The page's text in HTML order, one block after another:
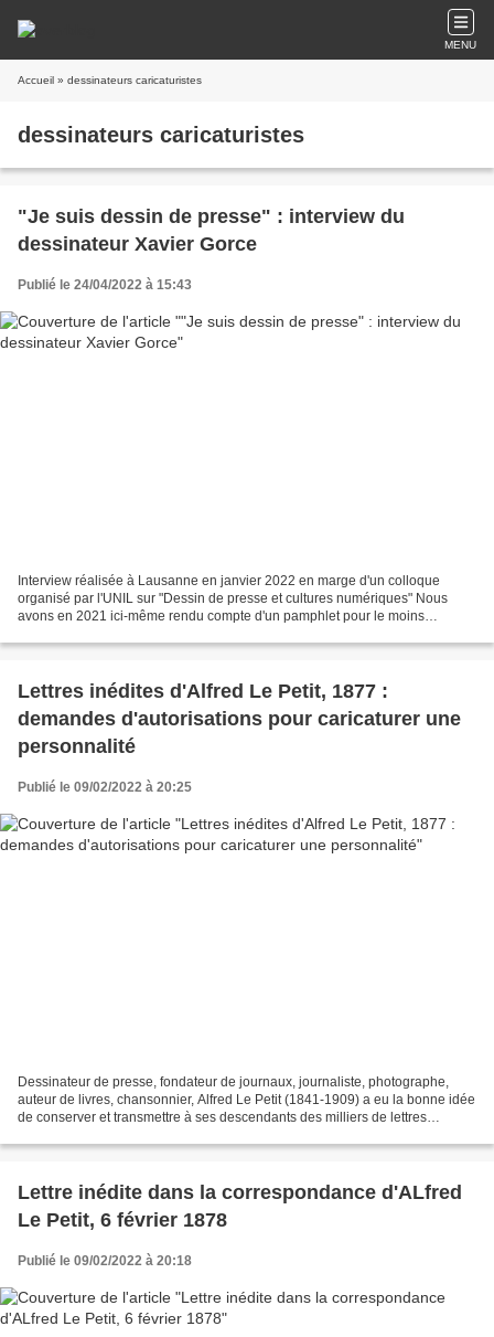
MENU
Accueil » dessinateurs caricaturistes
dessinateurs caricaturistes
"Je suis dessin de presse" : interview du
dessinateur Xavier Gorce
Publié le 24/04/2022 à 15:43
Interview réalisée à Lausanne en janvier 2022 en marge d'un colloque
organisé par l'UNIL sur "Dessin de presse et cultures numériques" Nous
avons en 2021 ici-même rendu compte d'un pamphlet pour le moins
Lettres inédites d'Alfred Le Petit, 1877 :
demandes d'autorisations pour caricaturer une
personnalité
Publié le 09/02/2022 à 20:25
Dessinateur de presse, fondateur de journaux, journaliste, photographe,
auteur de livres, chansonnier, Alfred Le Petit (1841-1909) a eu la bonne idée
de conserver et transmettre à ses descendants des milliers de lettres
Lettre inédite dans la correspondance d'ALfred
Le Petit, 6 février 1878
Publié le 09/02/2022 à 20:18